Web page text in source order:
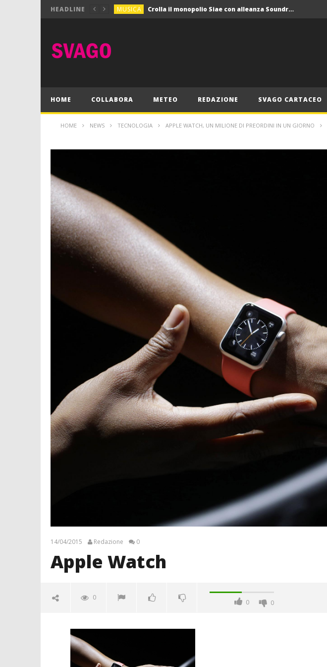
HEADLINE MUSICA Crolla il monopolio Siae con alleanza Soundreef – LEA
MUSICA Crolla il monopolio Siae con alleanza Soundreef – LEA
HOME COLLABORA METEO REDAZIONE SVAGO CARTACEO
HOME NEWS TECNOLOGIA APPLE WATCH, UN MILIONE DI PREORDINI IN UN GIORNO
14/04/2015 Redazione 0
Apple Watch
0
0 0
14/04/2015
Redazione